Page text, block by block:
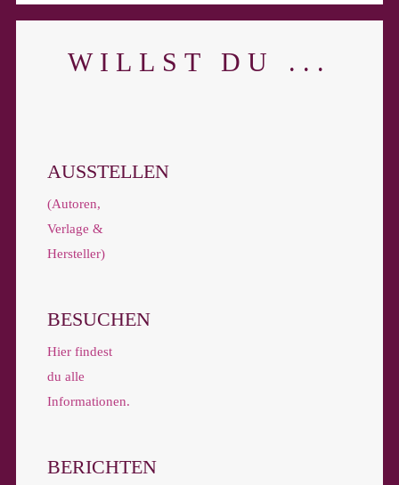
WILLST DU ...
AUSSTELLEN
(Autoren,
Verlage &
Hersteller)
BESUCHEN
Hier findest
du alle
Informationen.
BERICHTEN